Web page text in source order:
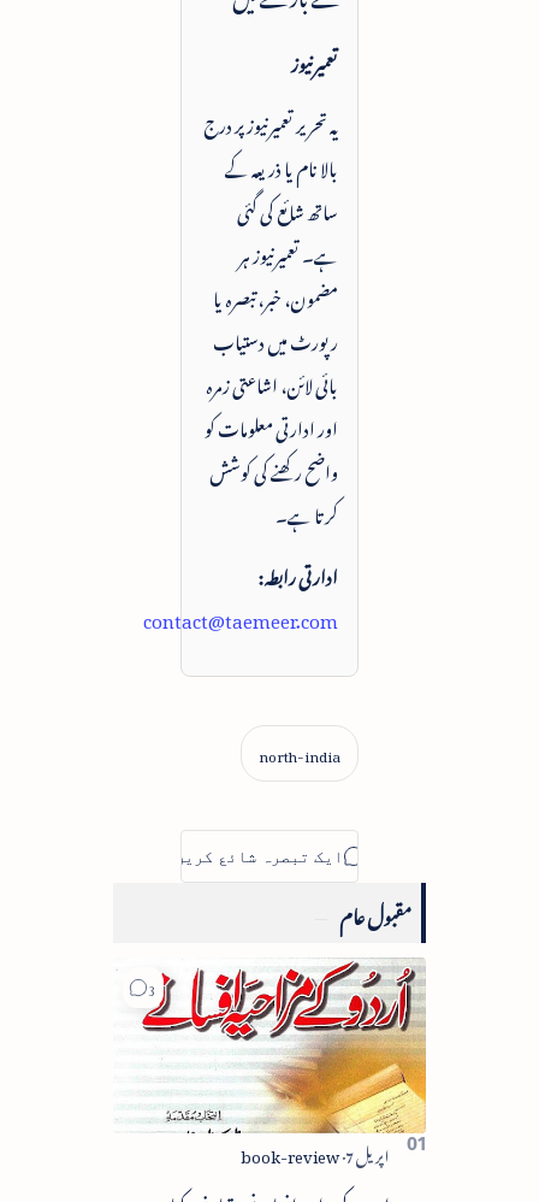
تعمیرنیوز
یہ تحریر تعمیرنیوز پر درج
بالا نام یا ذریعہ کے
ساتھ شائع کی گئی
ہے۔ تعمیرنیوز ہر
مضمون، خبر، تبصرہ یا
رپورٹ میں دستیاب
بائی لائن، اشاعتی زمرہ
اور ادارتی معلومات کو
واضح رکھنے کی کوشش
کرتا ہے۔
ادارتی رابطہ:
contact@taemeer.com
مقبول عام